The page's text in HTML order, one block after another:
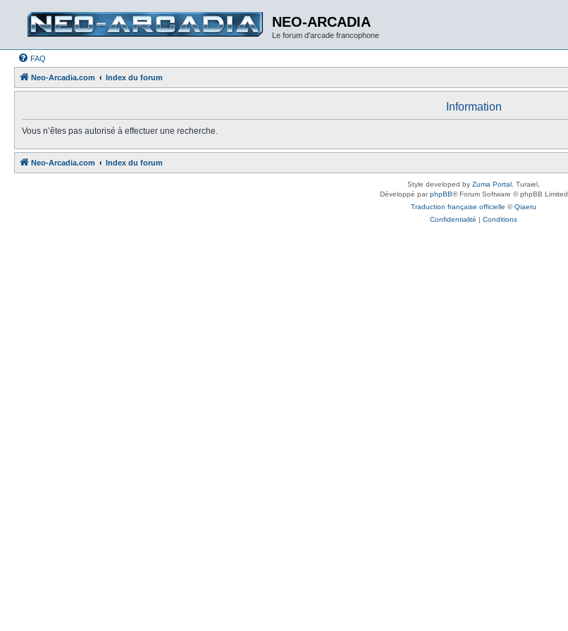
NEO-ARCADIA
Le forum d'arcade francophone
FAQ
Neo-Arcadia.com Index du forum
Information
Vous n’êtes pas autorisé à effectuer une recherche.
Neo-Arcadia.com Index du forum
Style developed by Zuma Portal , Turaiel,
Développé parphpBB® Forum Software © phpBB Limited
Traduction française officielle ©Qiaeru
Confidentialité | Conditions